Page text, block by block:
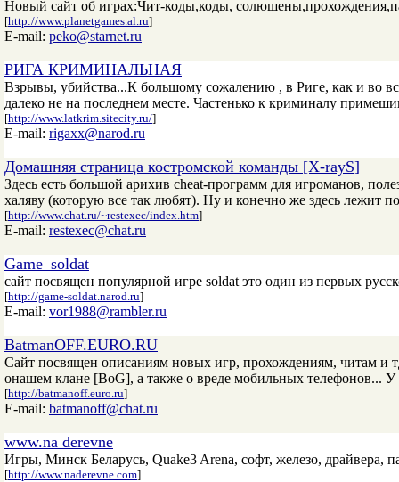
Новый сайт об играх:Чит-коды,коды,
[http://www.planetgames.al.ru]
E-mail: peko@starnet.ru
РИГА КРИМИНАЛЬНАЯ
Взрывы, убийства...К большому сожалению , в Риге, как и во
далеко не на последнем месте. Частенько к криминалу
[http://www.latkrim.sitecity.ru/]
E-mail: rigaxx@narod.ru
Домашняя страница костромской команды [X-rayS]
Здесь есть большой арихив cheat-программ для игроманов,
халяву (которую все так любят). Ну и конечно же здесь лежит
[http://www.chat.ru/~restexec/index.htm]
E-mail: restexec@chat.ru
Game_soldat
сайт посвящен популярной игре soldat это один из первых
[http://game-soldat.narod.ru]
E-mail: vor1988@rambler.ru
BatmanOFF.EURO.RU
Сайт посвящен описаниям новых игр, прохождениям, читам
онашем клане [BoG], а также о вреде мобильных телефонов... У
[http://batmanoff.euro.ru]
E-mail: batmanoff@chat.ru
www.na derevne
Игры, Минск Беларусь, Quake3 Arena, софт, железо, драйвера,
[http://www.naderevne.com]